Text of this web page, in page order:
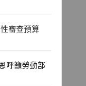
審查預算
呼籲勞動部